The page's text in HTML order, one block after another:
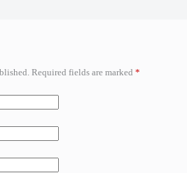
Required fields are marked *